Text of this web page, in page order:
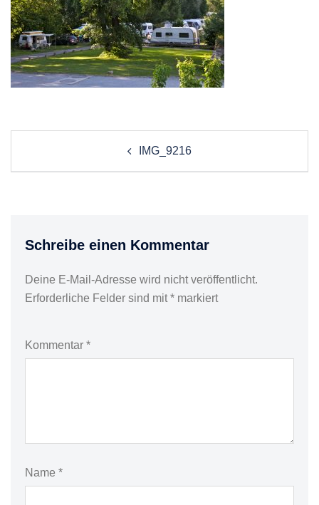
IMG_9216
Schreibe einen Kommentar
Deine E-Mail-Adresse wird nicht veröffentlicht.
Erforderliche Felder sind mit* markiert
Kommentar *
Name *